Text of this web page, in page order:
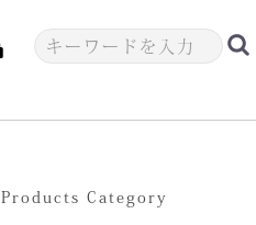
Products Category